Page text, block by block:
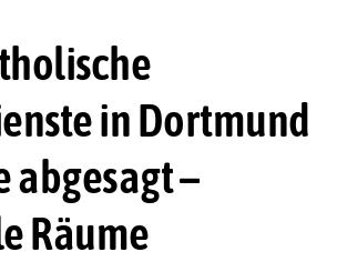
in Dortmund
abgesagt –
Räume